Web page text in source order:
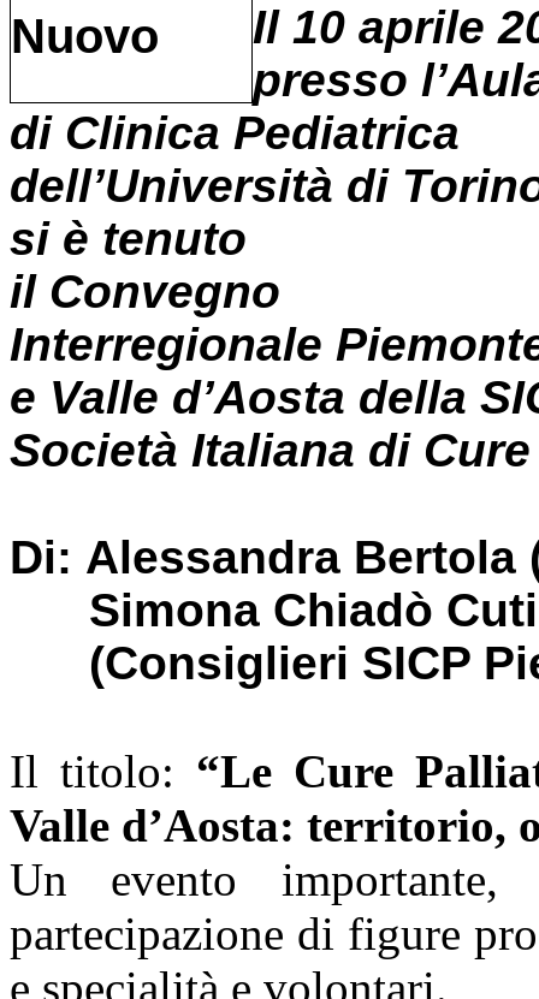
Il 10 aprile
presso
di Clinica Pediatrica
dell’Università di
si è tenuto
il Convegno
Interregionale
e Valle d’Aosta della
Società Italiana di
Di: Alessandra Bertola
Simona Chiadò
(Consiglieri SICP
Il titolo: “Le Cure
Valle d’Aosta: territorio,
Un evento
partecipazione di figure
e specialità e volontari.